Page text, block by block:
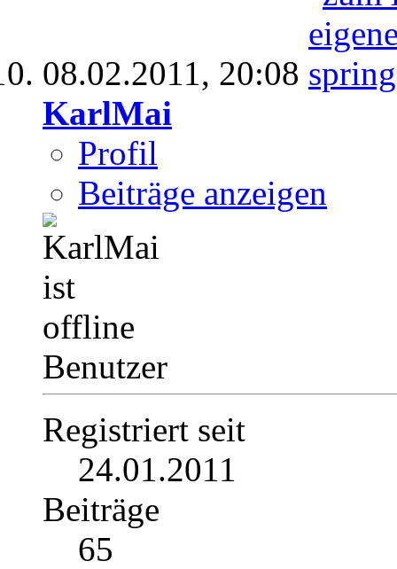
08.02.2011, 20:08
KarlMai
Profil
Beiträge anzeigen
Benutzer
Registriert seit
24.01.2011
Beiträge
65